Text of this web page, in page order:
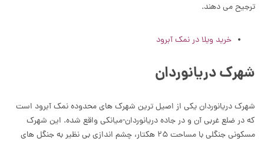
ترجیح می دهند.
خرید ویلا در نمک آبرود
شهرک دریانوردان
شهرک دریانوردان یکی از اصیل ترین شهرک های محدوده نمک آبرود است
که در ضلع غربی آن و در جاده دریانوردان-میانکی واقع شده. این شهرک
مسکونی جنگلی با مساحت ۲۵ هکتار، چشم اندازی بی‌ نظیر به جنگل‌ های